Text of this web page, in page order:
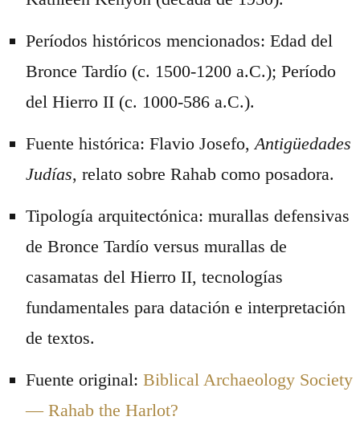
Períodos históricos mencionados: Edad del
Bronce Tardío (c. 1500-1200 a.C.); Período
del Hierro II (c. 1000-586 a.C.).
Fuente histórica: Flavio Josefo, Antigüedades
Judías, relato sobre Rahab como posadora.
Tipología arquitectónica: murallas defensivas
de Bronce Tardío versus murallas de
casamatas del Hierro II, tecnologías
fundamentales para datación e interpretación
de textos.
Fuente original: Biblical Archaeology Society
— Rahab the Harlot?